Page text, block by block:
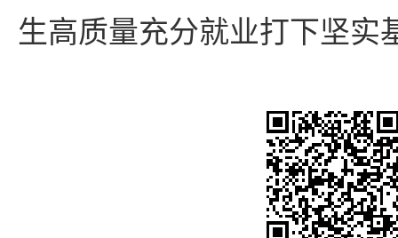
生高质量充分就业打下坚实